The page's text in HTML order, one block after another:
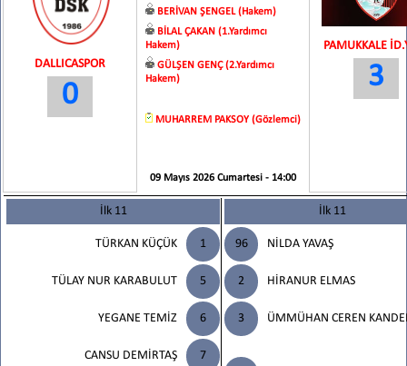
DALLICASPOR
0
BERİVAN ŞENGEL (Hakem)
BİLAL ÇAKAN (1.Yardımcı
Hakem)
GÜLŞEN GENÇ (2.Yardımcı
Hakem)
MUHARREM PAKSOY (Gözlemci)
09 Mayıs 2026 Cumartesi - 14:00
PAMUKKALE
3
İlk 11
1
TÜRKAN KÜÇÜK
5
TÜLAY NUR KARABULUT
6
YEGANE TEMİZ
7
CANSU DEMİRTAŞ
İlk 11
96 NİLDA YAVAŞ
2 HİRANUR ELMAS
3 ÜMMÜHAN CEREN